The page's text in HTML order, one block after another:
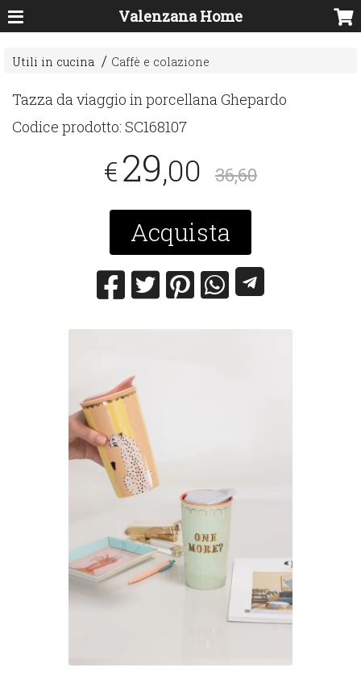
Valenzana Home
Utili in cucina Caffè e colazione
Tazza da viaggio in porcellana Ghepardo
Codice prodotto:SC168107
€29,00 36,60
Acquista